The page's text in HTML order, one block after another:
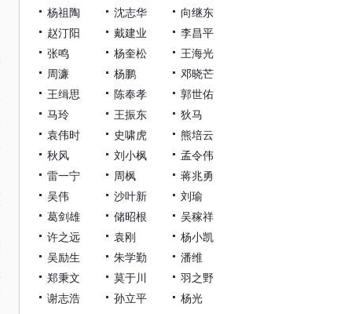
杨祖陶
沈志华
向继东
赵汀阳
戴建业
李昌平
张鸣
杨奎松
王海光
周濂
杨鹏
邓晓芒
王缉思
陈奉孝
郭世佑
马玲
王振东
狄马
袁伟时
史啸虎
熊培云
秋风
刘小枫
孟令伟
雷一宁
周枫
蒋兆勇
吴伟
沙叶新
刘瑜
葛剑雄
储昭根
吴稼祥
许之远
袁刚
杨小凯
吴励生
朱学勤
潘维
郑秉文
莫于川
羽之野
谢志浩
孙立平 杨光